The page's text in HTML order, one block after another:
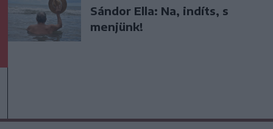
Sándor Ella: Na, indíts, s
menjünk!